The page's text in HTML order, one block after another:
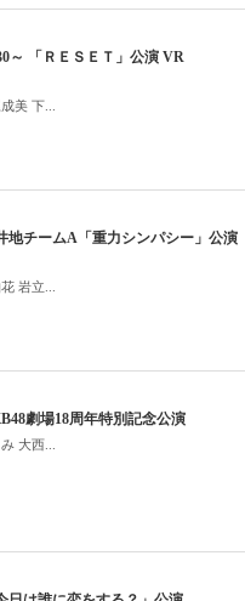
～ 「ＲＥＳＥＴ」公演 VR
美 下...
地チームA「重力シンパシー」公演
岩立...
劇場18周年特別記念公演
大西...